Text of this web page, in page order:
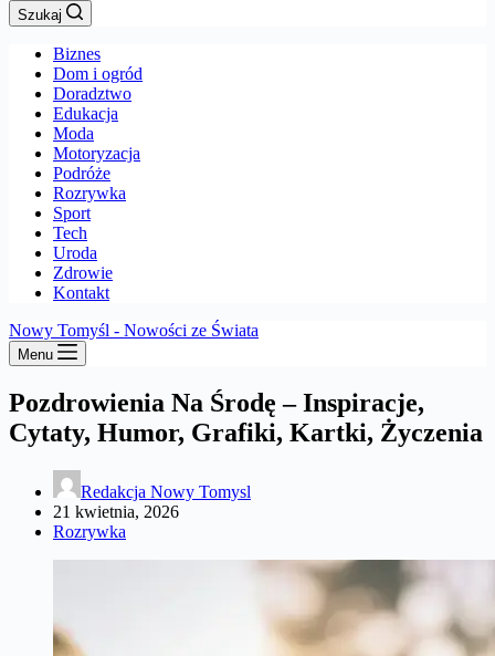
Szukaj
Biznes
Dom i ogród
Doradztwo
Edukacja
Moda
Motoryzacja
Podróże
Rozrywka
Sport
Tech
Uroda
Zdrowie
Kontakt
Nowy Tomyśl - Nowości ze Świata
Menu
Pozdrowienia Na Środę – Inspiracje,
Cytaty, Humor, Grafiki, Kartki, Życzenia
Redakcja Nowy Tomysl
21 kwietnia, 2026
Rozrywka